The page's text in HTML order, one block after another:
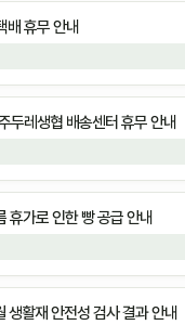
배 휴무 안내
두레생협 배송센터 휴무 안내
휴가로 인한 빵 공급 안내
활재 안전성 검사 결과 안내